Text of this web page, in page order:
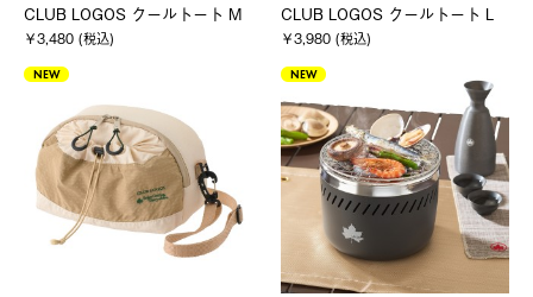
CLUB LOGOS クールトート M
￥3,480 (税込)
CLUB LOGOS クールトート L
￥3,980 (税込)
NEW NEW